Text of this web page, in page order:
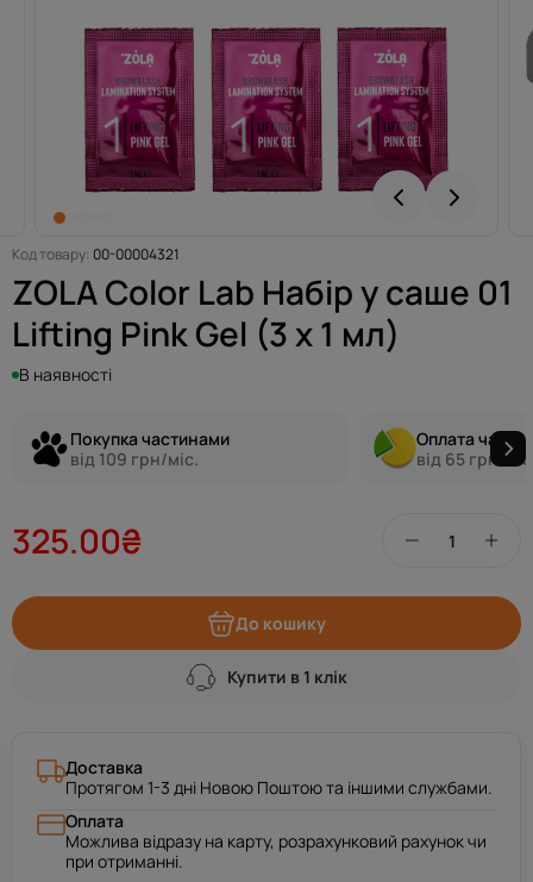
Код товару: 00-00004321
ZOLA Color Lab Набір у саше 01
Lifting Pink Gel (3 х 1 мл)
В наявності
Покупка частинами
від 109 грн/міс.
Оплата
від 65 грн/
325.00₴
До кошику
Купити в 1 клік
Доставка
Протягом 1-3 дні Новою Поштою та іншими службами.
Оплата
Можлива відразу на карту, розрахунковий рахунок чи
при отриманні.